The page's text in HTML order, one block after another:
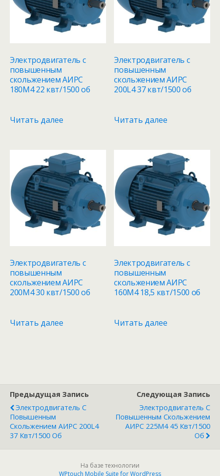
Электродвигатель с
повышенным
скольжением АИРС
180М4 22 квт/1500 об
Читать далее
Электродвигатель с
повышенным
скольжением АИРС
200L4 37 квт/1500 об
Читать далее
Электродвигатель с
повышенным
скольжением АИРС
200М4 30 квт/1500 об
Читать далее
Электродвигатель с
повышенным
скольжением АИРС
160М4 18,5 квт/1500 об
Читать далее
Предыдущая Запись
Электродвигатель С
Повышенным
Скольжением АИРС 200L4
37 Квт/1500 Об
Следующая Запись
Электродвигатель С
Повышенным Скольжением
АИРС 225М4 45 Квт/1500
Об
На базе технологии
WPtouch Mobile Suite for WordPress